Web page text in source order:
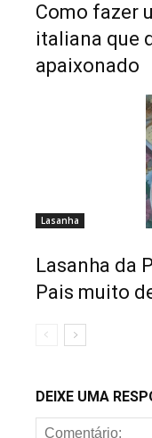
Como fazer
italiana que
apaixonado
Lasanha
Lasanha da
Pais muito
DEIXE UMA